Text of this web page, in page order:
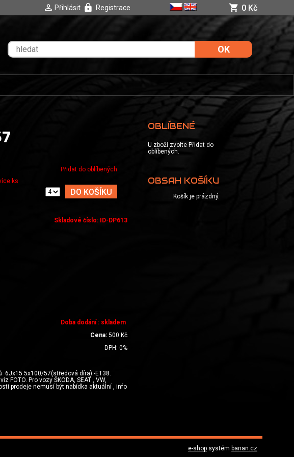
Přihlásit Registrace 0 Kč
Skladové číslo:
ID-DP613
Doba dodání : skladem
Cena: 500 Kč
DPH: 0%
6Jx15 5x100/57(středová díra) -ET38.
FOTO. Pro vozy ŠKODA, SEAT , VW,
prodeje nemusí být nabídka aktuální , info
Přidat do oblíbených
ks
DO KOŠÍKU
OBLÍBENÉ
U zboží zvolte Přidat do
oblíbených.
OBSAH KOŠÍKU
Košík je prázdný.
e-shop systém banan.cz